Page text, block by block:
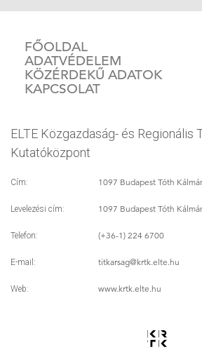
FŐOLDAL
ADATVÉDELEM
KÖZÉRDEKŰ ADATOK
KAPCSOLAT
ELTE Közgazdaság- és Regionális
Kutatóközpont
Cím: 1097 Budapest Tóth
Levelezési cím: 1097 Budapest Tóth
Telefon: (+36-1) 224 6700
E-mail: titkarsag@krtk.elte.hu
Web: www.krtk.elte.hu